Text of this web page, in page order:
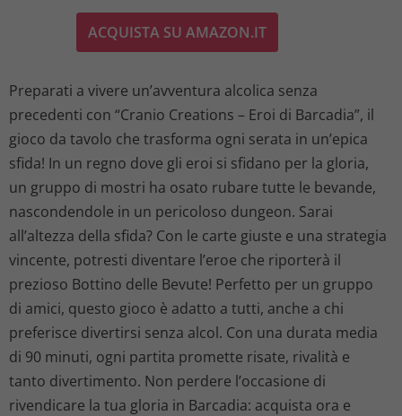
p
r
e
z
z
o
o
r
i
g
p
r
e
z
z
o
a
t
t
u
ACQUISTA SU AMAZON.IT
Preparati a vivere un’avventura alcolica senza
precedenti con “Cranio Creations – Eroi di Barcadia”, il
gioco da tavolo che trasforma ogni serata in un’epica
sfida! In un regno dove gli eroi si sfidano per la gloria,
un gruppo di mostri ha osato rubare tutte le bevande,
nascondendole in un pericoloso dungeon. Sarai
all’altezza della sfida? Con le carte giuste e una strategia
vincente, potresti diventare l’eroe che riporterà il
prezioso Bottino delle Bevute! Perfetto per un gruppo
di amici, questo gioco è adatto a tutti, anche a chi
preferisce divertirsi senza alcol. Con una durata media
di 90 minuti, ogni partita promette risate, rivalità e
tanto divertimento. Non perdere l’occasione di
rivendicare la tua gloria in Barcadia: acquista ora e